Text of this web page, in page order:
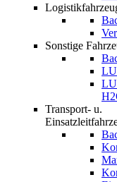
Sonstige
Transport- u.